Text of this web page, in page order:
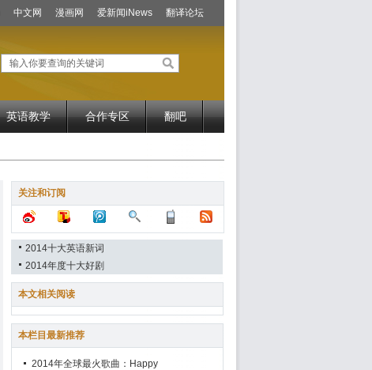
中文网 漫画网 爱新闻iNews 翻译论坛
英语教学 合作专区 翻吧
关注和订阅
2014十大英语新词
2014年度十大好剧
本文相关阅读
本栏目最新推荐
2014年全球最火歌曲：Happy